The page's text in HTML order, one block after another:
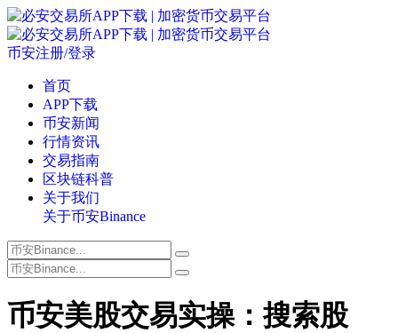
币安注册/登录
首页
APP下载
币安新闻
行情资讯
交易指南
区块链科普
关于我们
关于币安Binance
币安美股交易实操：搜索股